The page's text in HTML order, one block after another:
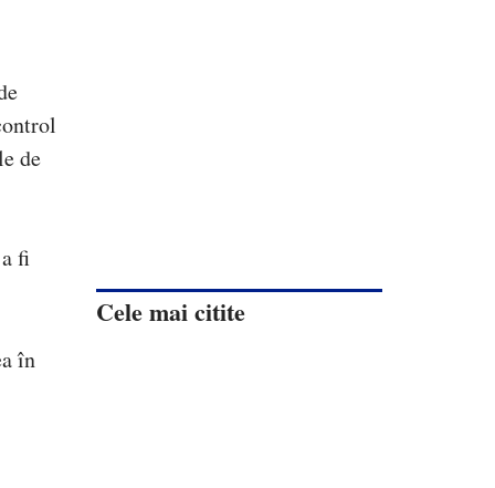
de
fi
în
Cele mai citite